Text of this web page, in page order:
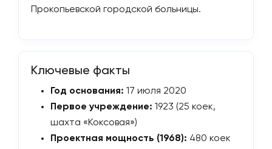
Прокопьевской городской больницы.
Ключевые факты
Год основания: 17 июля 2020
Первое учреждение: 1923 (25 коек,
шахта «Коксовая»)
Проектная мощность (1968): 480 коек